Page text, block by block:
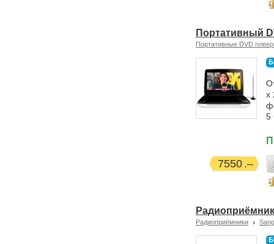
Портативный
Портативные DVD
x
5
7550
Радиоприёмники